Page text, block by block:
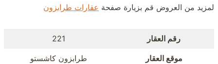
لمزيد من العروض قم بزيارة صفحة عقارات طرابزون
رقم العقار 221
موقع العقار طرابزون كاشستو